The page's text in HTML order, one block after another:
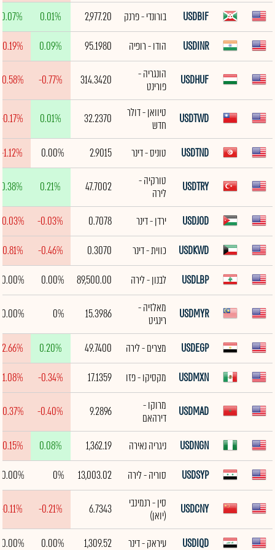
USDBIF בורונדי - פרנק 2,977.20
0.01%
0.07%
USDINR
הודו - רופיה 95.1980
0.09%
-0.19%
USDHUF
הונגריה -
פורינט
314.3420
-0.77%
USDTWD
טיוואן - דולר
חדש
32.2370
0.01%
-0.17%
USDTND טוניס - דינר 2.9015
0.00%
-1.12%
USDTRY
טורקיה -
לירה
47.7002
0.21%
0.38%
USDJOD ירדן - דינר 0.7078
-0.03%
USDKWD
כווית - דינר 0.3070
-0.46%
-0.81%
USDLBP
לבנון - לירה 89,500.00
0.00%
0.00%
USDMYR
מאלזיה -
רינגיט
15.3986
0%
0.00%
USDEGP מצרים - לירה 49.7400
0.20%
-2.66%
USDMXN
מקסיקו - פזו 17.1359
-0.34%
-1.08%
USDMAD
מרוקו -
דירהאם
9.2896
-0.40%
USDNGN ניגריה נאירה 1,362.19
0.08%
-0.15%
USDSYP
סוריה - לירה 13,003.02
0%
0.00%
USDCNY
סין - רנמינבי
(יואן)
6.7343
-0.21%
-0.11%
USDIQD עיראק - דינר 1,309.52
0.00%
0.00%